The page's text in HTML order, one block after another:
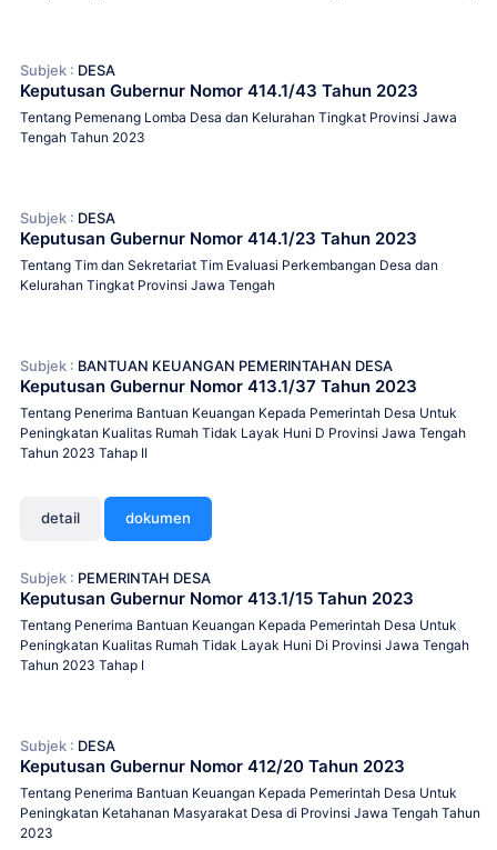
Subjek : DESA
Keputusan Gubernur Nomor 414.1/43 Tahun 2023
Tentang Pemenang Lomba Desa dan Kelurahan Tingkat Provinsi Jawa
Tengah Tahun 2023
Subjek : DESA
Keputusan Gubernur Nomor 414.1/23 Tahun 2023
Tentang Tim dan Sekretariat Tim Evaluasi Perkembangan Desa dan
Kelurahan Tingkat Provinsi Jawa Tengah
Subjek : BANTUAN KEUANGAN PEMERINTAHAN DESA
Keputusan Gubernur Nomor 413.1/37 Tahun 2023
Tentang Penerima Bantuan Keuangan Kepada Pemerintah Desa Untuk
Peningkatan Kualitas Rumah Tidak Layak Huni D Provinsi Jawa Tengah
Tahun 2023 Tahap II
detail dokumen
Subjek : PEMERINTAH DESA
Keputusan Gubernur Nomor 413.1/15 Tahun 2023
Tentang Penerima Bantuan Keuangan Kepada Pemerintah Desa Untuk
Peningkatan Kualitas Rumah Tidak Layak Huni Di Provinsi Jawa Tengah
Tahun 2023 Tahap I
Subjek : DESA
Keputusan Gubernur Nomor 412/20 Tahun 2023
Tentang Penerima Bantuan Keuangan Kepada Pemerintah Desa Untuk
Peningkatan Ketahanan Masyarakat Desa di Provinsi Jawa Tengah Tahun
2023